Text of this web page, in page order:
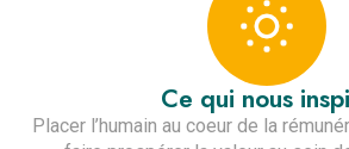
Ce qui nous
Placer l’humain au coeur de la